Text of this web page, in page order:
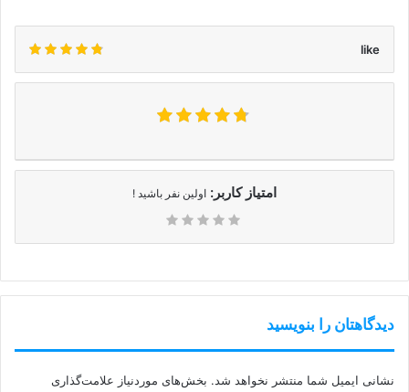
like
امتیاز کاربر: اولین نفر باشید !
دیدگاهتان را بنویسید
نشانی ایمیل شما منتشر نخواهد شد. بخش‌های موردنیاز علامت‌گذاری